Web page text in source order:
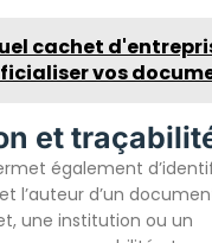
cachet
vos
et
également
l’auteur d’un
une institution ou un